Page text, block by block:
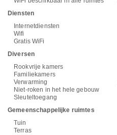
Diensten
Internetdiensten
Wifi
Gratis WiFi
Diversen
Rookvrije kamers
Familiekamers
Verwarming
Niet-roken in het hele gebouw
Sleuteltoegang
Gemeenschappelijke ruimtes
Tuin
Terras